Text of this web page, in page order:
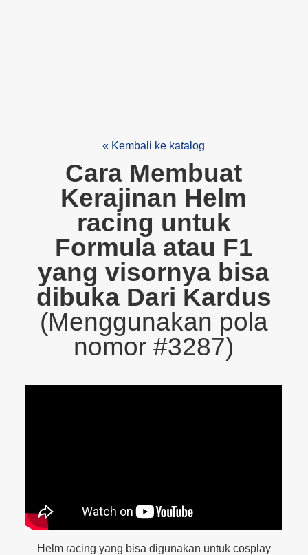
« Kembali ke katalog
Cara Membuat
Kerajinan Helm
racing untuk
Formula atau F1
yang visornya bisa
dibuka Dari Kardus
(Menggunakan pola
nomor #3287)
Helm racing yang bisa digunakan untuk cosplay